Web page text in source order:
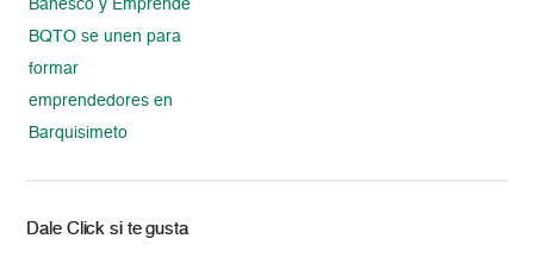
Banesco y Emprende
BQTO se unen para
formar
emprendedores en
Barquisimeto
Dale Click si te gusta